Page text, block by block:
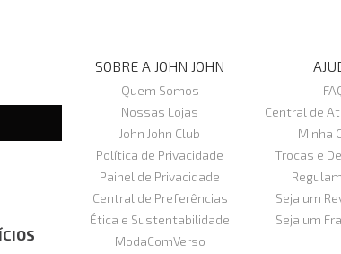
SOBRE A JOHN JOHN
Quem Somos
Nossas Lojas
John John Club
Política de Privacidade
Painel de Privacidade
Central de Preferências
Ética e Sustentabilidade
ModaComVerso
Central de
Minha
Trocas e
Seja um
Seja um